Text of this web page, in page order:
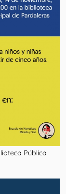
Pública